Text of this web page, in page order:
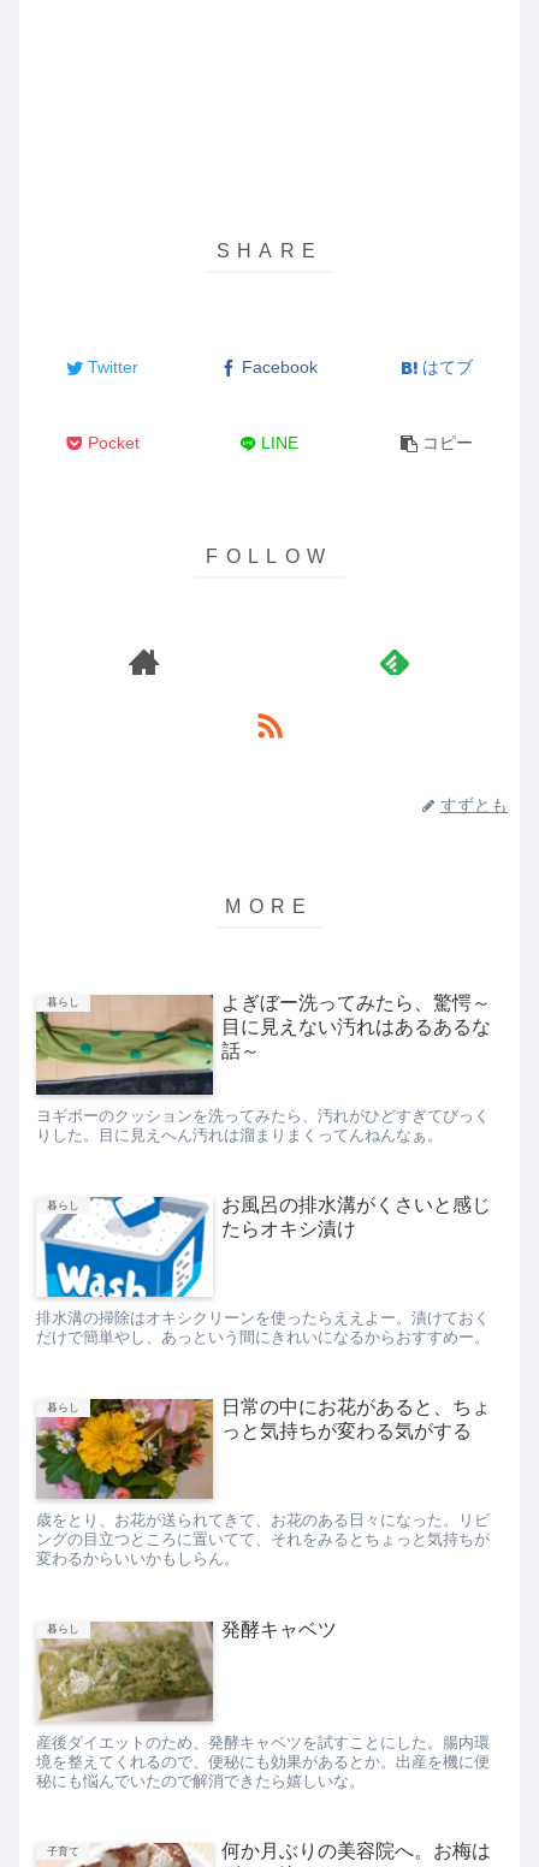
Twitter Facebook はてブ
Pocket LINE コピー
すずとも
暮らし
よぎぼー洗ってみたら、驚愕～
目に見えない汚れはあるあるな
話～
ヨギボーのクッションを洗ってみたら、汚れがひどすぎてびっく
りした。目に見えへん汚れは溜まりまくってんねんなぁ。
暮らし
お風呂の排水溝がくさいと感じ
たらオキシ漬け
排水溝の掃除はオキシクリーンを使ったらええよー。漬けておく
だけで簡単やし、あっという間にきれいになるからおすすめー。
暮らし
日常の中にお花があると、ちょ
っと気持ちが変わる気がする
歳をとり、お花が送られてきて、お花のある日々になった。リビ
ングの目立つところに置いてて、それをみるとちょっと気持ちが
変わるからいいかもしらん。
暮らし 発酵キャベツ
産後ダイエットのため、発酵キャベツを試すことにした。腸内環
境を整えてくれるので、便秘にも効果があるとか。出産を機に便
秘にも悩んでいたので解消できたら嬉しいな。
子育て
何か月ぶりの美容院へ。お梅は